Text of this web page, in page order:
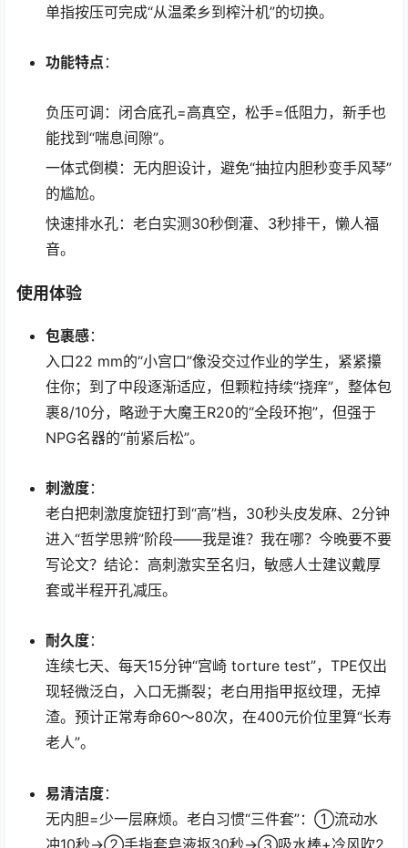
单指按压可完成“从温柔乡到榨汁机”的切换。
功能特点 ：
负压可调：闭合底孔=高真空，松手=低阻力，新手也
能找到“喘息间隙”。
一体式倒模：无内胆设计，避免“抽拉内胆秒变手风琴”
的尴尬。
快速排水孔：老白实测30秒倒灌、3秒排干，懒人福
音。
使用体验
包裹感：
入口22 mm的“小宫口”像没交过作业的学生，紧紧攥
住你；到了中段逐渐适应，但颗粒持续“挠痒”，整体包
裹8/10分，略逊于大魔王R20的“全段环抱”，但强于
NPG名器的“前紧后松”。
刺激度：
老白把刺激度旋钮打到“高”档，30秒头皮发麻、2分钟
进入“哲学思辨”阶段——我是谁？我在哪？今晚要不要
写论文？结论：高刺激实至名归，敏感人士建议戴厚
套或半程开孔减压。
耐久度：
连续七天、每天15分钟“宫崎 torture test”，TPE仅出
现轻微泛白，入口无撕裂；老白用指甲抠纹理，无掉
渣。预计正常寿命60～80次，在400元价位里算“长寿
老人”。
易清洁度：
无内胆=少一层麻烦。老白习惯“三件套”：①流动水
冲10秒→②手指套皂液抠30秒→③吸水棒+冷风吹2